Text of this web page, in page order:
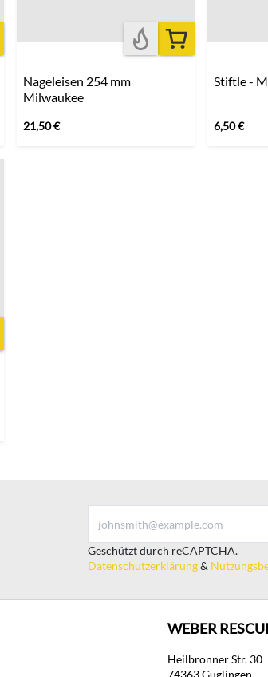
Nageleisen 254 mm
Milwaukee
21,50€
Stiftle -
6,50€
Geschützt durch reCAPTCHA.
Datenschutzerklärung&
WEBER
Heilbronner Str. 30